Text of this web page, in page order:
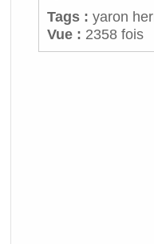
Tags : yaron
Vue : 2358 fois